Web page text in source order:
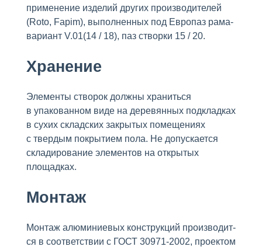
применение изделий других производителей
(Roto, Fapim), выполненных под Европаз рама-
вариант V.01(14 / 18), паз створки 15 / 20.
Хранение
Элементы створок должны храниться
в упакованном виде на деревянных подкладках
в сухих складских закрытых помещениях
с твердым покрытием пола. Не допускается
складирование элементов на открытых
площадках.
Монтаж
Монтаж алюминиевых конструкций производит-
ся в соответствии с ГОСТ 30971-2002, проектом